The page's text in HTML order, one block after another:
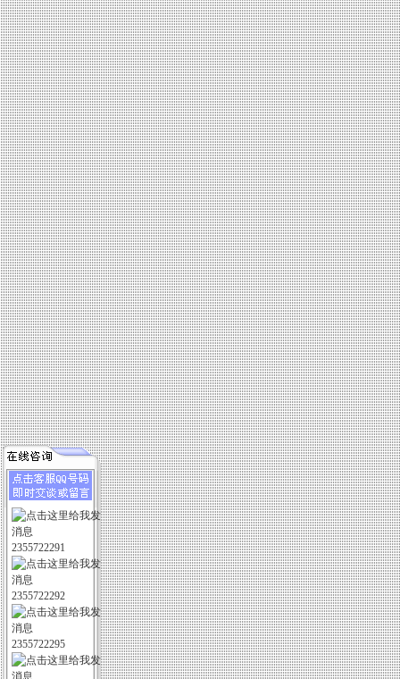
2355722291
2355722292
2355722295